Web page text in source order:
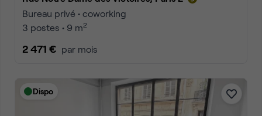
Bureau privé • coworking
3 postes • 9 m2
2 471 € par mois
Dispo